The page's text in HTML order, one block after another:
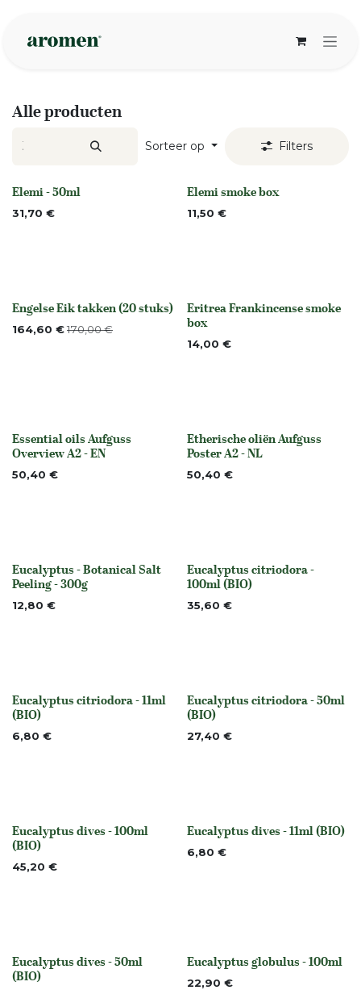
Alle producten
Sorteer op Filters
None
Elemi - 50ml
31,70 € None
Elemi smoke box
11,50 €
None
Engelse Eik takken (20 stuks)
164,60 €170,00€ None
Eritrea Frankincense smoke
box
14,00 €
None
Essential oils Aufguss
Overview A2 - EN
50,40 €
None
Etherische oliën Aufguss
Poster A2 - NL
50,40 €
None
Eucalyptus - Botanical Salt
Peeling - 300g
12,80 €
None
Eucalyptus citriodora -
100ml (BIO)
35,60 €
None
Eucalyptus citriodora - 11ml
(BIO)
6,80 €
None
Eucalyptus citriodora - 50ml
(BIO)
27,40 €
None
Eucalyptus dives - 100ml
(BIO)
45,20 €
None
Eucalyptus dives - 11ml (BIO)
6,80 €
None
Eucalyptus dives - 50ml
(BIO) None
Eucalyptus globulus - 100ml
22,90 €